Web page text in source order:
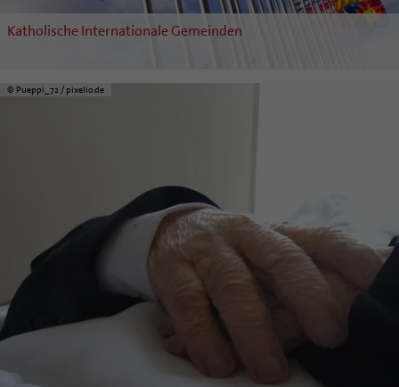
Katholische Internationale Gemeinden
© Pueppi_72 / pixelio.de